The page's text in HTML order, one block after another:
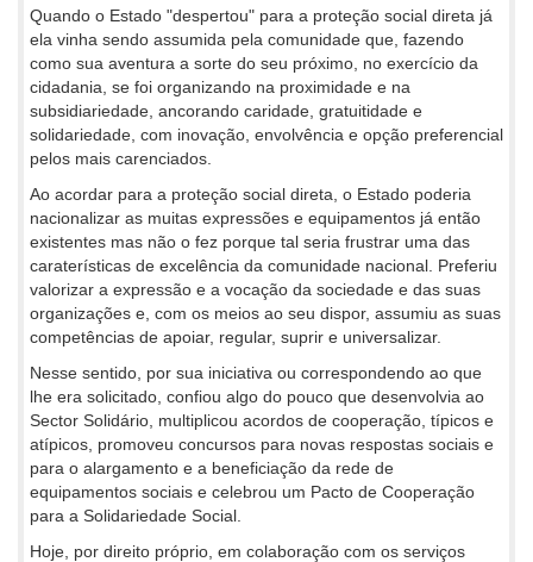
Quando o Estado "despertou" para a proteção social direta já
ela vinha sendo assumida pela comunidade que, fazendo
como sua aventura a sorte do seu próximo, no exercício da
cidadania, se foi organizando na proximidade e na
subsidiariedade, ancorando caridade, gratuitidade e
solidariedade, com inovação, envolvência e opção preferencial
pelos mais carenciados.
Ao acordar para a proteção social direta, o Estado poderia
nacionalizar as muitas expressões e equipamentos já então
existentes mas não o fez porque tal seria frustrar uma das
caraterísticas de excelência da comunidade nacional. Preferiu
valorizar a expressão e a vocação da sociedade e das suas
organizações e, com os meios ao seu dispor, assumiu as suas
competências de apoiar, regular, suprir e universalizar.
Nesse sentido, por sua iniciativa ou correspondendo ao que
lhe era solicitado, confiou algo do pouco que desenvolvia ao
Sector Solidário, multiplicou acordos de cooperação, típicos e
atípicos, promoveu concursos para novas respostas sociais e
para o alargamento e a beneficiação da rede de
equipamentos sociais e celebrou um Pacto de Cooperação
para a Solidariedade Social.
Hoje, por direito próprio, em colaboração com os serviços